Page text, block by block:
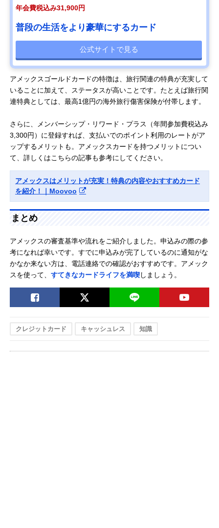
年会費税込み31,900円
普段の生活をより豪華にするカード
公式サイトで見る
アメックスゴールドカードの特徴は、旅行関連の特典が充実して
いることに加えて、ステータスが高いことです。たとえば旅行関
連特典としては、最高1億円の海外旅行傷害保険が付帯します。
さらに、メンバーシップ・リワード・プラス（年間参加費税込み
3,300円）に登録すれば、支払いでのポイント利用のレートがア
ップするメリットも。アメックスカードを持つメリットについ
て、詳しくはこちらの記事も参考にしてください。
アメックスはメリットが充実！特典の内容やおすすめカード
を紹介！｜Moovoo
まとめ
アメックスの審査基準や流れをご紹介しました。申込みの際の参
考になれば幸いです。すでに申込みが完了しているのに通知がな
かなか来ない方は、電話連絡での確認がおすすめです。アメック
スを使って、 すてきなカードライフを満喫しましょう。
クレジットカード キャッシュレス 知識